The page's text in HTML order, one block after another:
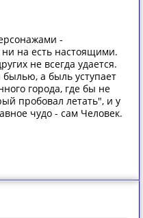
-
на есть настоящими.
не всегда удается.
былью, а быль уступает
города, где бы не
пробовал летать", и у
чудо - сам Человек.